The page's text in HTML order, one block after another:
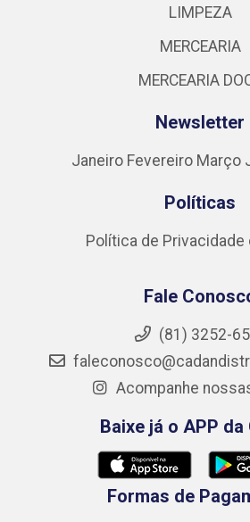
LIMPEZA
MERCEARIA
MERCEARIA
Newsletter
Janeiro Fevereiro Março
Políticas
Política de Privacidade
Fale
(81) 3252-
Acompanhe
Baixe já o APP da
Formas de